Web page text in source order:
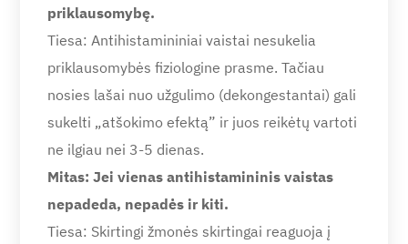
priklausomybę.
Tiesa: Antihistamininiai vaistai nesukelia
priklausomybės fiziologine prasme. Tačiau
nosies lašai nuo užgulimo (dekongestantai) gali
sukelti „atšokimo efektą” ir juos reikėtų vartoti
ne ilgiau nei 3-5 dienas.
Mitas: Jei vienas antihistamininis vaistas
nepadeda, nepadės ir kiti.
Tiesa: Skirtingi žmonės skirtingai reaguoja į